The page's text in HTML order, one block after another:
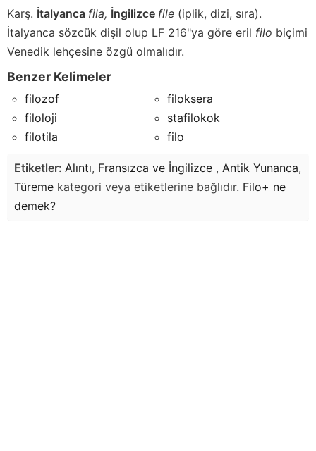
Karş. İtalyanca fila, İngilizce file (iplik, dizi, sıra).
İtalyanca sözcük dişil olup LF 216"ya göre eril filo biçimi
Venedik lehçesine özgü olmalıdır.
Benzer Kelimeler
filozof
filoksera
filoloji
stafilokok
filotila
filo
Etiketler: Alıntı, Fransızca ve İngilizce , Antik Yunanca,
Türeme kategori veya etiketlerine bağlıdır. Filo+ ne
demek?